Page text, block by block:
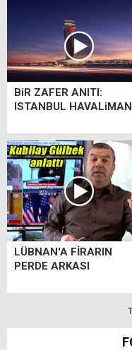
BiR ZAFER ANITI:
ISTANBUL HAVALiMANI
LÜBNAN'A FİRARIN
PERDE ARKASI